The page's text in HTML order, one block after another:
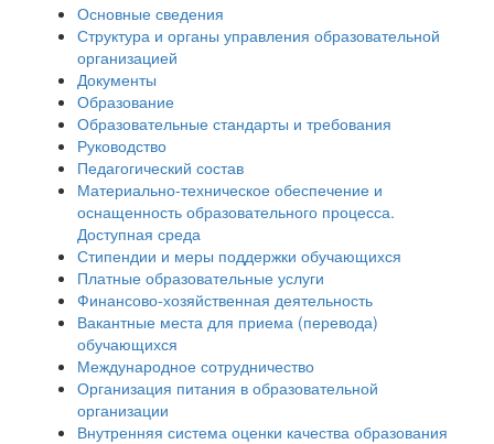
Основные сведения
Структура и органы управления образовательной
организацией
Документы
Образование
Образовательные стандарты и требования
Руководство
Педагогический состав
Материально-техническое обеспечение и
оснащенность образовательного процесса.
Доступная среда
Стипендии и меры поддержки обучающихся
Платные образовательные услуги
Финансово-хозяйственная деятельность
Вакантные места для приема (перевода)
обучающихся
Международное сотрудничество
Организация питания в образовательной
организации
Внутренняя система оценки качества образования